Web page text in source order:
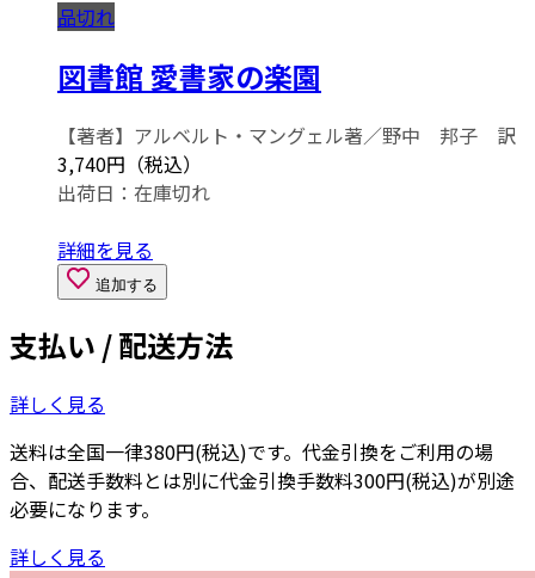
品切れ
図書館 愛書家の楽園
【著者】アルベルト・マングェル著／野中 邦子 訳
3,740円（税込）
出荷日： 在庫切れ
詳細を見る
追加する
支払い / 配送方法
詳しく見る
送料は全国一律380円(税込)です。代金引換をご利用の場
合、配送手数料とは別に代金引換手数料300円(税込)が別途
必要になります。
詳しく見る